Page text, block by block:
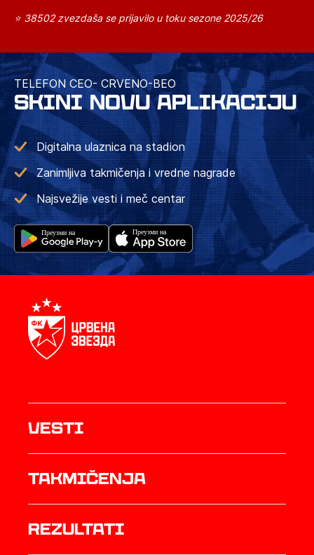
⭐ 38502 zvezdaša se prijavilo u toku sezone 2025/26
TELEFON CEO- CRVENO-BEO
SKINI NOVU APLIKACIJU
Digitalna ulaznica na stadion
Zanimljiva takmičenja i vredne nagrade
Najsvežije vesti i meč centar
Vesti
Takmičenja
rezultati